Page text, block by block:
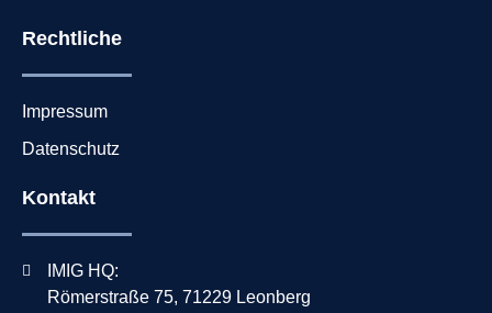
Rechtliche
Impressum
Datenschutz
Kontakt
IMIG HQ:
Römerstraße 75, 71229 Leonberg